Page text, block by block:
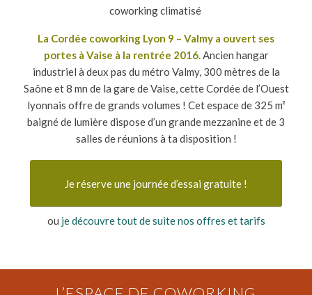
coworking climatisé
La Cordée coworking Lyon 9 – Valmy a ouvert ses
portes à Vaise à la rentrée 2016.Ancien hangar
industriel à deux pas du métro Valmy, 300 mètres de la
Saône et 8 mn de la gare de Vaise, cette Cordée de l’Ouest
lyonnais offre de grands volumes ! Cet espace de 325 m²
baigné de lumière dispose d’un grande mezzanine et de 3
salles de réunions à ta disposition !
Je réserve une journée d’essai gratuite !
ou je découvre tout de suite nos offres et tarifs